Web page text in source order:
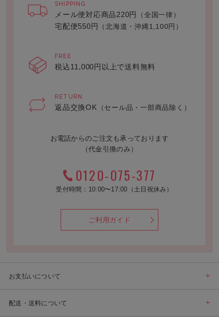
SHIPPING
メール便対応商品220円 （全国一律）
宅配便550円 （北海道・沖縄1,100円）
FREE
税込11,000円以上で送料無料
RETURN
返品交換OK （セール品・一部商品除く）
お電話からのご注文も承っております
（代金引換のみ）
0120-075-377
受付時間：10:00〜17:00（土日祝休み）
ご利用ガイド
お支払いについて
配送・送料について